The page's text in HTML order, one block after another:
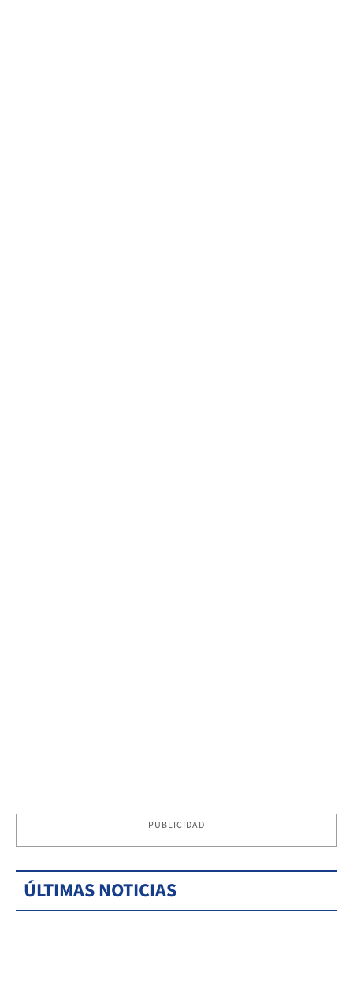
PUBLICIDAD
ÚLTIMAS NOTICIAS